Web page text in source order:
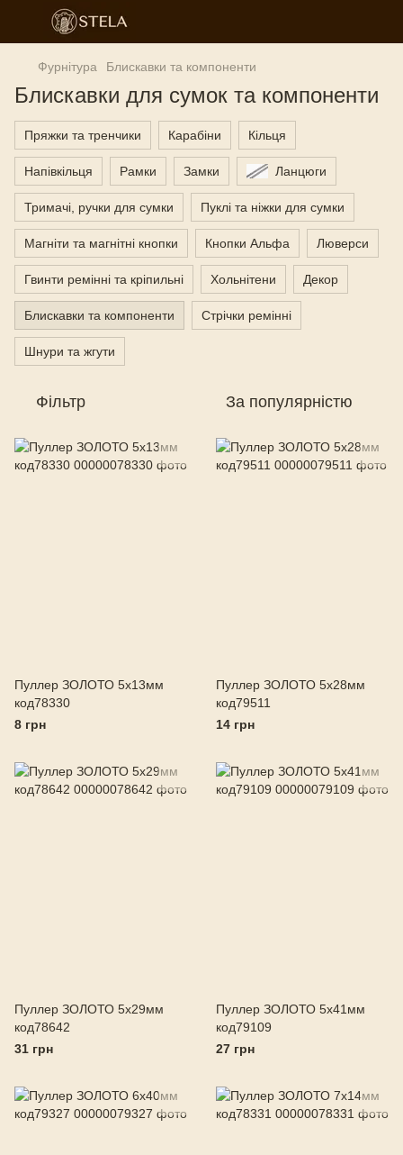
Фурнітура Блискавки та компоненти
Блискавки для сумок та компоненти
Пряжки та тренчики Карабіни Кільця
Напівкільця Рамки Замки Ланцюги
Тримачі, ручки для сумки Пуклі та ніжки для сумки
Магніти та магнітні кнопки Кнопки Альфа Люверси
Гвинти ремінні та кріпильні Хольнітени Декор
Блискавки та компоненти Стрічки ремінні
Шнури та жгути
Фільтр За популярністю
Пуллер ЗОЛОТО 5х13мм
код78330
8 грн
Пуллер ЗОЛОТО 5х28мм
код79511
14 грн
Пуллер ЗОЛОТО 5х29мм
код78642
31 грн
Пуллер ЗОЛОТО 5х41мм
код79109
27 грн